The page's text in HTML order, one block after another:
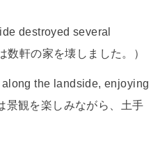
destroyed several
数軒の家を壊しました。）
along the landside, enjoying
景観を楽しみながら、土手